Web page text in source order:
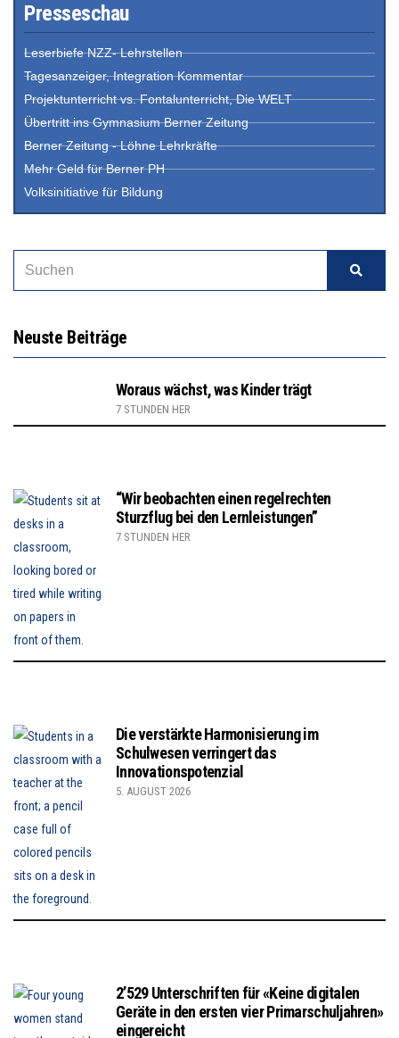
Presseschau
Leserbiefe NZZ- Lehrstellen
Tagesanzeiger, Integration Kommentar
Projektunterricht vs. Fontalunterricht, Die WELT
Übertritt ins Gymnasium Berner Zeitung
Berner Zeitung - Löhne Lehrkräfte
Mehr Geld für Berner PH
Volksinitiative für Bildung
Neuste Beiträge
Woraus wächst, was Kinder trägt
7 STUNDEN HER
“Wir beobachten einen regelrechten
Sturzflug bei den Lernleistungen”
7 STUNDEN HER
Die verstärkte Harmonisierung im
Schulwesen verringert das
Innovationspotenzial
5. AUGUST 2026
2’529 Unterschriften für «Keine digitalen
Geräte in den ersten vier Primarschuljahren»
eingereicht